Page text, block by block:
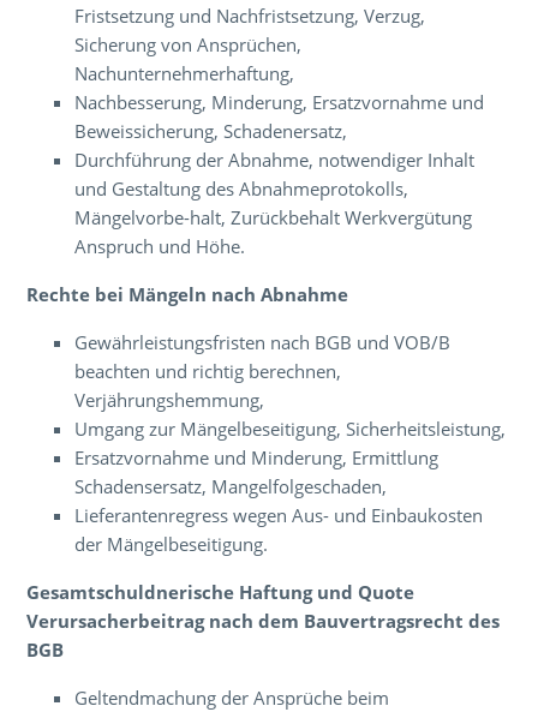
Fristsetzung und Nachfristsetzung, Verzug,
Sicherung von Ansprüchen,
Nachunternehmerhaftung,
Nachbesserung, Minderung, Ersatzvornahme und
Beweissicherung, Schadenersatz,
Durchführung der Abnahme, notwendiger Inhalt
und Gestaltung des Abnahmeprotokolls,
Mängelvorbe-halt, Zurückbehalt Werkvergütung
Anspruch und Höhe.
Rechte bei Mängeln nach Abnahme
Gewährleistungsfristen nach BGB und VOB/B
beachten und richtig berechnen,
Verjährungshemmung,
Umgang zur Mängelbeseitigung, Sicherheitsleistung,
Ersatzvornahme und Minderung, Ermittlung
Schadensersatz, Mangelfolgeschaden,
Lieferantenregress wegen Aus- und Einbaukosten
der Mängelbeseitigung.
Gesamtschuldnerische Haftung und Quote
Verursacherbeitrag nach dem Bauvertragsrecht des
BGB
Geltendmachung der Ansprüche beim